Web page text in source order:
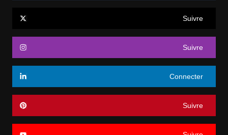
Suivre
Suivre
Connecter
Suivre